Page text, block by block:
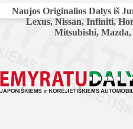
Naujos Originalios Dalys iš
Lexus, Nissan, Infiniti,
Mitsubishi,